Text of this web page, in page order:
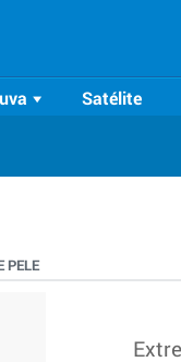
Satélite
PELE